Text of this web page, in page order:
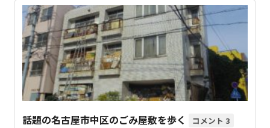
話題の名古屋市中区のごみ屋敷を歩く 3